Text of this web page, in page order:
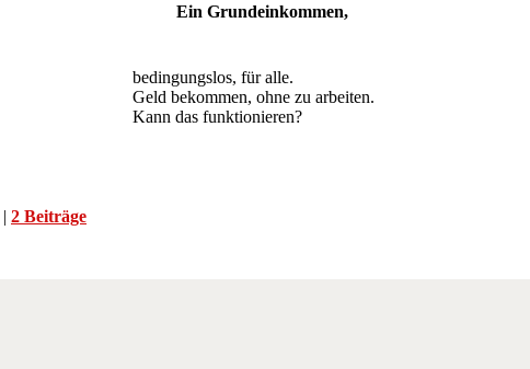
Ein Grundeinkommen,
bedingungslos, für alle.
Geld bekommen, ohne zu arbeiten.
Kann das funktionieren?
| 2 Beiträge